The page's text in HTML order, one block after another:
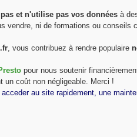
et n'utilise pas vos données à
vendre, ni de formations ou conseils
, vous contribuez à rendre populaire
pour nous soutenir
un coût non négligeable. Merci !
au site rapidement, une